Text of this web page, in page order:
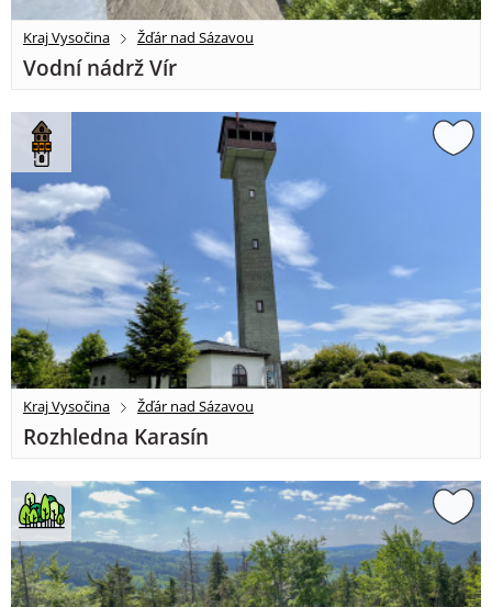
Kraj Vysočina Žďár nad Sázavou
Vodní nádrž Vír
Kraj Vysočina Žďár nad Sázavou
Rozhledna Karasín